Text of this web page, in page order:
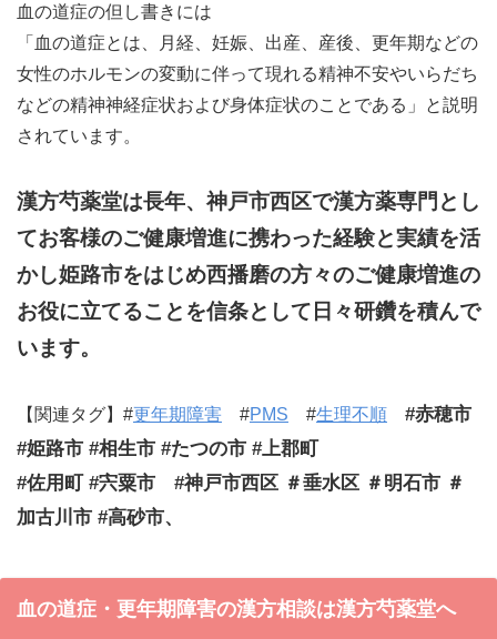
血の道症の但し書きには
「血の道症とは、月経、妊娠、出産、産後、更年期などの
女性のホルモンの変動に伴って現れる精神不安やいらだち
などの精神神経症状および身体症状のことである」と説明
されています。
漢方芍薬堂は長年、神戸市西区で漢方薬専門とし
てお客様のご健康増進に携わった経験と実績を活
かし姫路市をはじめ西播磨の方々のご健康増進の
お役に立てることを信条として日々研鑽を積んで
います。
【関連タグ】#更年期障害 #PMS #生理不順
#赤穂市
#姫路市 #相生市 #たつの市 #上郡町
#佐用町 #宍粟市 #神戸市西区 ＃垂水区 ＃明石市 ＃
加古川市 #高砂市、
血の道症・更年期障害の漢方相談は漢方芍薬堂へ